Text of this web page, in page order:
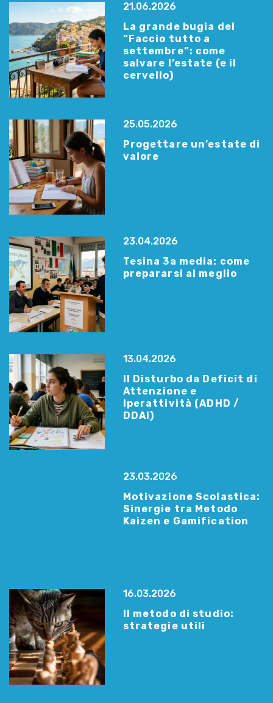
21.06.2026
La grande bugia del
“Faccio tutto a
settembre”: come
salvare l’estate (e il
cervello)
25.05.2026
Progettare un’estate di
valore
23.04.2026
Tesina 3a media: come
prepararsi al meglio
13.04.2026
Il Disturbo da Deficit di
Attenzione e
Iperattività (ADHD /
DDAI)
23.03.2026
Motivazione Scolastica:
Sinergie tra Metodo
Kaizen e Gamification
16.03.2026
Il metodo di studio:
strategie utili